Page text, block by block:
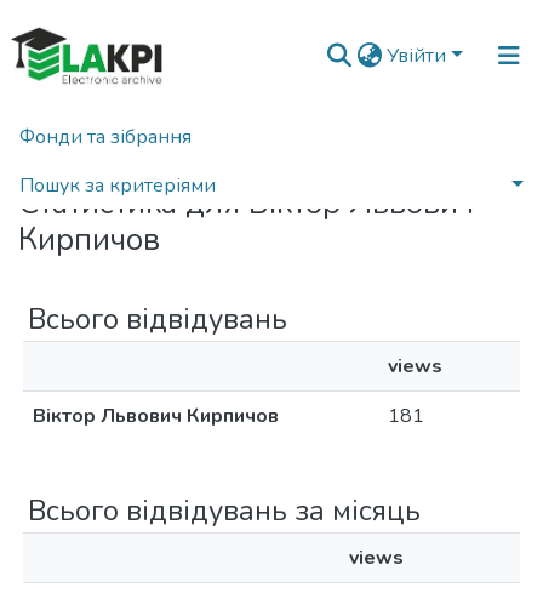
Увійти
Фонди та зібрання
Пошук за критеріями
Головна Статистика
Статистика для Віктор Львович
Кирпичов
Всього відвідувань
views
Віктор Львович Кирпичов
181
Всього відвідувань за місяць
views